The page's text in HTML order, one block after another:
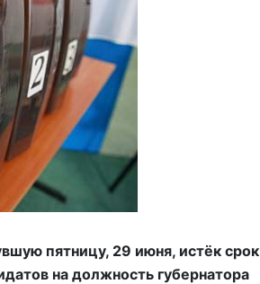
пятницу, 29 июня, истёк срок
на должность губернатора